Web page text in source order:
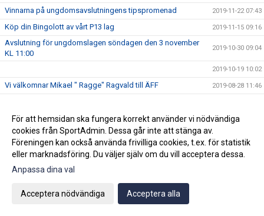
Vinnarna på ungdomsavslutningens tipspromenad 2019-11-22 07:43
Köp din Bingolott av vårt P13 lag 2019-11-15 09:16
Avslutning för ungdomslagen söndagen den 3 november
KL 11:00
2019-10-30 09:04
2019-10-19 10:02
Vi välkomnar Mikael " Ragge" Ragvald till ÄFF 2019-08-28 11:46
Sommarproffsläger 2019 2019-08-14 11:14
Vinnare i 50/50 lotteriet 11/8 2019-08-14 10:21
ÄFF söker matchsekreterare 2019-08-14 10:18
Angående gårdagens match i P19-Allsvenskan
Klubbchefen Helena Wennerström presenterar sig
För att hemsidan ska fungera korrekt använder vi nödvändiga
cookies från SportAdmin. Dessa går inte att stänga av.
Föreningen kan också använda frivilliga cookies, t.ex. för statistik
eller marknadsföring. Du väljer själv om du vill acceptera dessa.
Anpassa dina val
Acceptera nödvändiga Acceptera alla